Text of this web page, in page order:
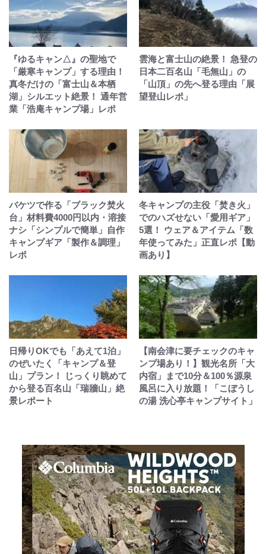
『ゆるキャン△』の聖地で
「厳寒キャンプ」する理由！
真冬だけの「富士山＆本栖
湖」シルエット絶景！ 通年営
業「浩庵キャンプ場」レポ
雲海と富士山の絶景！ 急登の
日本二百名山「毛無山」の
「山頂」の先へ登る理由「展
望登山レポ」
バケツで作る「ブラック焚火
台」材料費4000円以内・溶接
ナシ「シンプルで簡単」自作
キャンプギア「製作＆調理」
レポ
冬キャンプの主役「焚き火」
でのハズせない「愛用ギア」
5選！ ウェア＆アイテム「数
年使ってみた」正直レポ【動
画あり】
日帰りOKでも「あえて1泊」
のぜいたく「キャンプ＆登
山」プラン！ じっくり眺めて
から登る百名山「瑞牆山」絶
景レポート
【南会津に要チェックのキャ
ンプ場あり！】観光名所「大
内宿」まで10分＆100％源泉
風呂に入り放題！「こぼうし
の湯 洗心亭キャンプサイト」